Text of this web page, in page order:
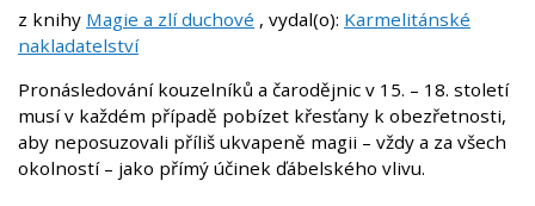
z knihy Magie a zlí duchové , vydal(o): Karmelitánské
nakladatelství
Pronásledování kouzelníků a čarodějnic v 15. – 18. století
musí v každém případě pobízet křesťany k obezřetnosti,
aby neposuzovali příliš ukvapeně magii – vždy a za všech
okolností – jako přímý účinek ďábelského vlivu.